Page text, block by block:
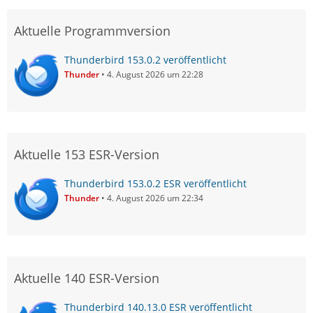
Aktuelle Programmversion
Thunderbird 153.0.2 veröffentlicht
Thunder 4. August 2026 um 22:28
Aktuelle 153 ESR-Version
Thunderbird 153.0.2 ESR veröffentlicht
Thunder 4. August 2026 um 22:34
Aktuelle 140 ESR-Version
Thunderbird 140.13.0 ESR veröffentlicht